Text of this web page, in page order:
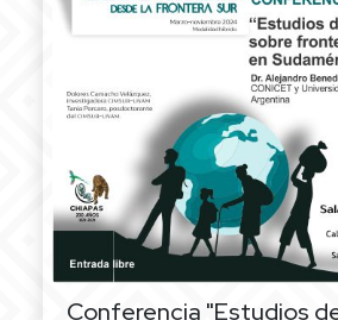
Conferencia "Estudios